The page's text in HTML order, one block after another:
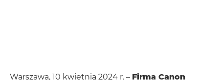
Warszawa, 10 kwietnia 2024 r. – Firma Canon